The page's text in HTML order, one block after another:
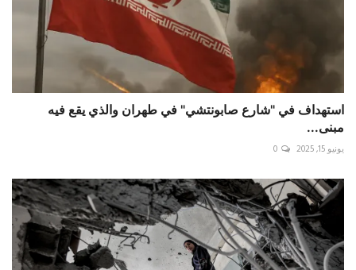
استهداف في "شارع صابونتشي" في ‎طهران والذي يقع فيه
مبنى...
يونيو 15, 2025 0